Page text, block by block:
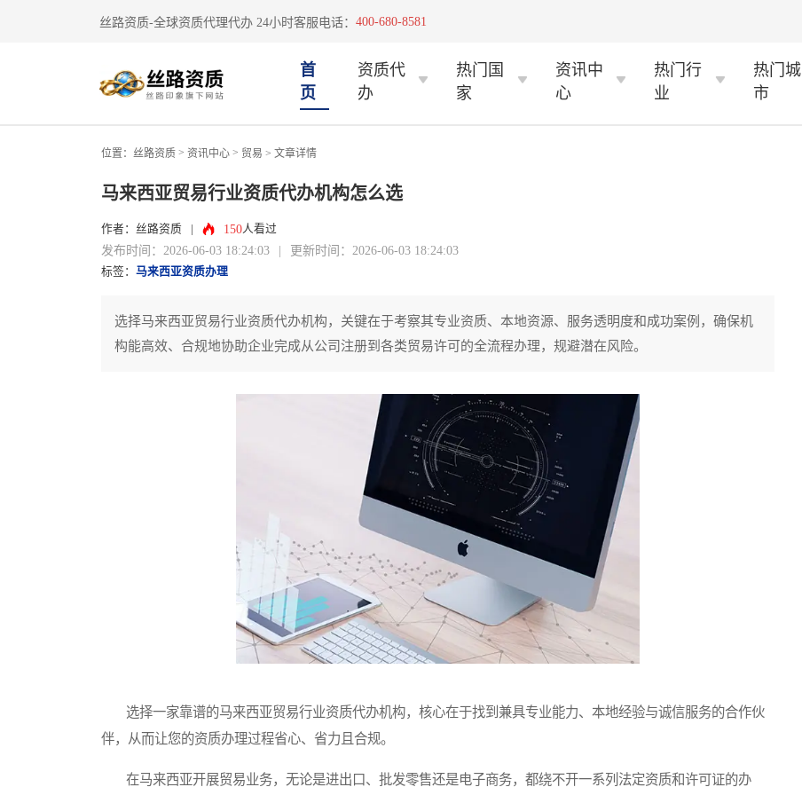
丝路资质-全球资质代理代办 24小时客服电话： 400-680-8581
首
页
资质代
办
热门国
家
资讯中
心
热门行
业
热门城
市
位置： 丝路资质 > 资讯中心 > 贸易 > 文章详情
马来西亚贸易行业资质代办机构怎么选
作者：丝路资质 150人看过
发布时间：2026-06-03 18:24:03 | 更新时间：2026-06-03 18:24:03
标签： 马来西亚资质办理
选择马来西亚贸易行业资质代办机构，关键在于考察其专业资质、本地资源、服务透明度和成功案例，确保机
构能高效、合规地协助企业完成从公司注册到各类贸易许可的全流程办理，规避潜在风险。
选择一家靠谱的马来西亚贸易行业资质代办机构，核心在于找到兼具专业能力、本地经验与诚信服务的合作伙
伴，从而让您的资质办理过程省心、省力且合规。
在马来西亚开展贸易业务，无论是进出口、批发零售还是电子商务，都绕不开一系列法定资质和许可证的办